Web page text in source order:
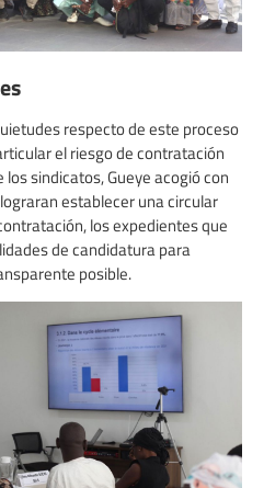
respecto de este proceso
el riesgo de contratación
sindicatos, Gueye acogió con
establecer una circular
los expedientes que
de candidatura para
posible.